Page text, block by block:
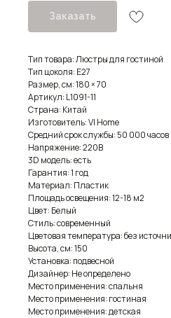
Заказать
Тип товара: Люстры для гостиной
Тип цоколя: E27
Размер, см: 180 × 70
Артикул: L1091-11
Страна: Китай
Изготовитель: VI Home
Средний срок службы: 50 000 часов
Напряжение: 220В
3D модель: есть
Гарантия: 1 год
Материал: Пластик
Площадь освещения: 12-18 м2
Цвет: Белый
Стиль: современный
Цветовая температура: без
Высота, см: 150
Установка: подвесной
Дизайнер: Не определено
Место применения: спальня
Место применения: гостиная
Место применения: детская